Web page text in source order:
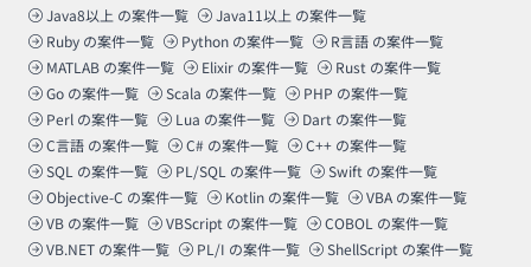
Java8以上 の案件一覧 Java11以上 の案件一覧
Ruby の案件一覧 Python の案件一覧 R言語 の案件一覧
MATLAB の案件一覧 Elixir の案件一覧 Rust の案件一覧
Go の案件一覧 Scala の案件一覧 PHP の案件一覧
Perl の案件一覧 Lua の案件一覧 Dart の案件一覧
C言語 の案件一覧 C# の案件一覧 C++ の案件一覧
SQL の案件一覧 PL/SQL の案件一覧 Swift の案件一覧
Objective-C の案件一覧 Kotlin の案件一覧 VBA の案件一覧
VB の案件一覧 VBScript の案件一覧 COBOL の案件一覧
VB.NET の案件一覧 PL/I の案件一覧 ShellScript の案件一覧